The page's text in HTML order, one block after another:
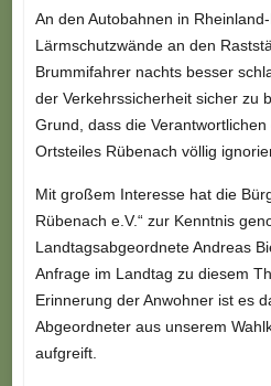
An den Autobahnen in
Lärmschutzwände an den
Brummifahrer nachts besser
der Verkehrssicherheit sicher zu
Grund, dass die
Ortsteiles Rübenach völlig
Mit großem Interesse hat die
Rübenach e.V.“ zur Kenntnis
Landtagsabgeordnete Andreas
Anfrage im Landtag zu diesem
Erinnerung der Anwohner ist es
Abgeordneter aus unserem
aufgreift.